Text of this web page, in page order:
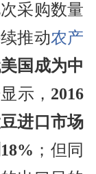
采购数量
推动农产
国成为中
示， 2016
进口市场
；但同